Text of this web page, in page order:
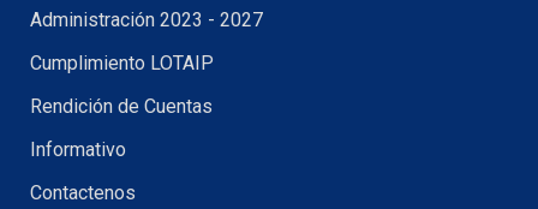
Administración 2023 - 2027
Cumplimiento LOTAIP
Rendición de Cuentas
Informativo
Contactenos